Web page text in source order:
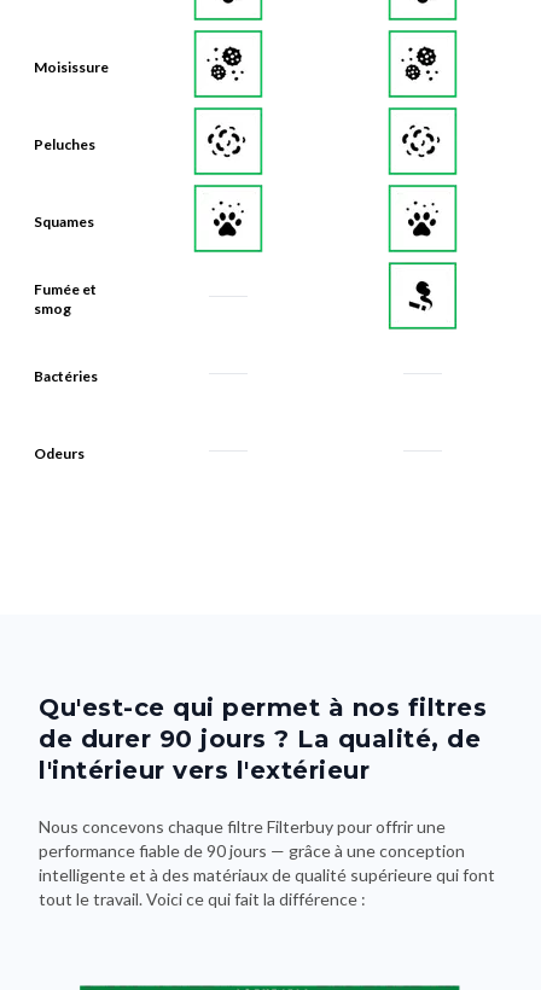
Moisissure
Peluches
Squames
Fumée et
smog
Bactéries
Odeurs
Qu'est-ce qui permet à nos filtres
de durer 90 jours ? La qualité, de
l'intérieur vers l'extérieur
Nous concevons chaque filtre Filterbuy pour offrir une
performance fiable de 90 jours — grâce à une conception
intelligente et à des matériaux de qualité supérieure qui font
tout le travail. Voici ce qui fait la différence :